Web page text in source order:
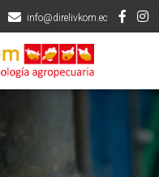
info@direlivkom.ec